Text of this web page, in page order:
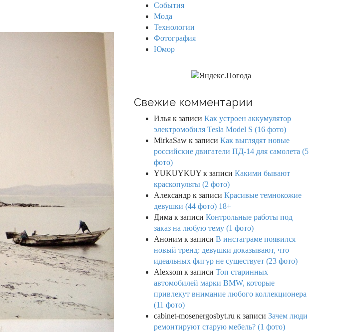
События
Мода
Технологии
Фотография
Юмор
Свежие комментарии
Илья к записи Как устроен аккумулятор
электромобиля Tesla Model S (16 фото)
MirkaSaw к записи Как выглядят новые
российские двигатели ПД-14 для самолета (5
фото)
YUKUYKUY к записи Какими бывают
краскопульты (2 фото)
Александр к записи Красивые темнокожие
девушки (44 фото) 18+
Дима к записи Контрольные работы под
заказ на любую тему (1 фото)
Аноним к записи В инстаграме появился
новый тренд: девушки доказывают, что
идеальных фигур не существует (23 фото)
Alexsom к записи Топ старинных
автомобилей марки BMW, которые
привлекут внимание любого коллекционера
(11 фото)
cabinet-mosenergosbyt.ru к записи Зачем люди
ремонтируют старую мебель? (1 фото)